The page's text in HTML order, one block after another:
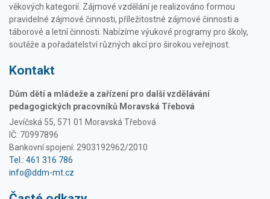
věkových kategorií. Zájmové vzdělání je realizováno formou
pravidelné zájmové činnosti, příležitostné zájmové činnosti a
táborové a letní činnosti. Nabízíme výukové programy pro školy,
soutěže a pořadatelství různých akcí pro širokou veřejnost.
Kontakt
Dům dětí a mládeže a zařízení pro další vzdělávání
pedagogických pracovníků Moravská Třebová
Jevíčská 55, 571 01 Moravská Třebová
IČ: 70997896
Bankovní spojení: 2903192962/2010
Tel.: 461 316 786
info@ddm-mt.cz